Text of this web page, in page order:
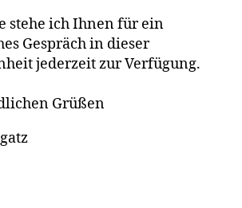
stehe ich Ihnen für ein
Gespräch in dieser
jederzeit zur Verfügung.
Grüßen